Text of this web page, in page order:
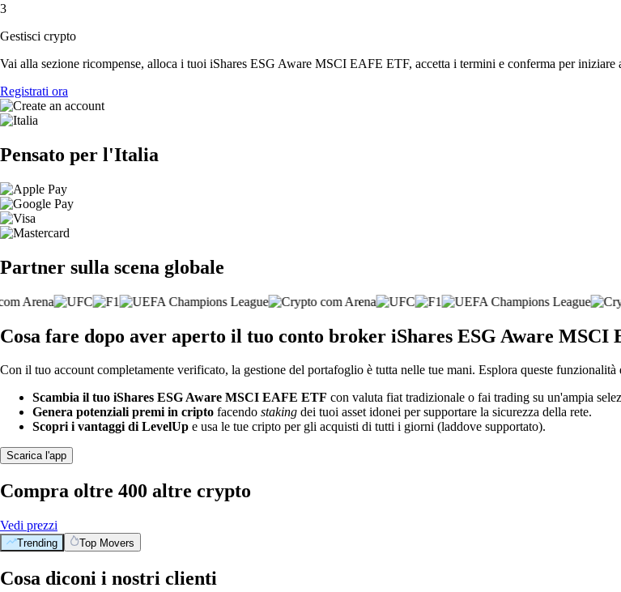
3
Gestisci crypto
Vai alla sezione ricompense, alloca i tuoi iShares ESG Aware MSCI EAFE ETF, accetta i termini e conferma per iniziare
Registrati ora
Pensato per l'Italia
Partner sulla scena globale
Cosa fare dopo aver aperto il tuo conto broker iShares ESG Aware MSCI
Con il tuo account completamente verificato, la gestione del portafoglio è tutta nelle tue mani. Esplora queste funzionalità
Scambia il tuo iShares ESG Aware MSCI EAFE ETF con valuta fiat tradizionale o fai trading su un'ampia
Genera potenziali premi in cripto facendo staking dei tuoi asset idonei per supportare la sicurezza della rete.
Scopri i vantaggi di LevelUp e usa le tue cripto per gli acquisti di tutti i giorni (laddove supportato).
Scarica l'app
Compra oltre 400 altre crypto
Vedi prezzi
Trending Top Movers
Cosa diconi i nostri clienti